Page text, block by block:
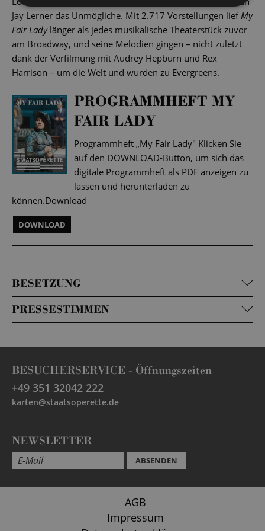
Jay Lerner das Unmögliche. Mit 2.717 Vorstellungen lief My
Fair Ladylänger als jedes musikalische Theaterstück zuvor
am Broadway, und seine Melodien gingen – nicht zuletzt
dank der Verfilmung mit Audrey Hepburn und Rex
Harrison – um die Welt und wurden zu Evergreens.
PROGRAMMHEFT MY
FAIR LADY
Programmheft „My Fair Lady" Klicken Sie
auf den DOWNLOAD-Button, um sich das
digitale Programmheft als PDF anzeigen zu
lassen und herunterladen zu
können.Download
DOWNLOAD
BESETZUNG
PRESSESTIMMEN
BESUCHERSERVICE - Öffnungszeiten
+49 351 32042 222
karten@staatsoperette.de
NEWSLETTER
ABSENDEN
AGB
Impressum